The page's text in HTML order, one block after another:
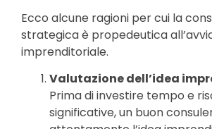
Ecco alcune ragioni per cui la
strategica è propedeutica
imprenditoriale.
Valutazione dell’idea
Prima di investire tempo e
significative, un buon